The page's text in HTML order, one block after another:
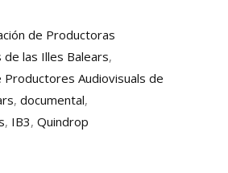
de Productoras
de las Illes Balears,
Productores Audiovisuals de
, documental,
, IB3, Quindrop